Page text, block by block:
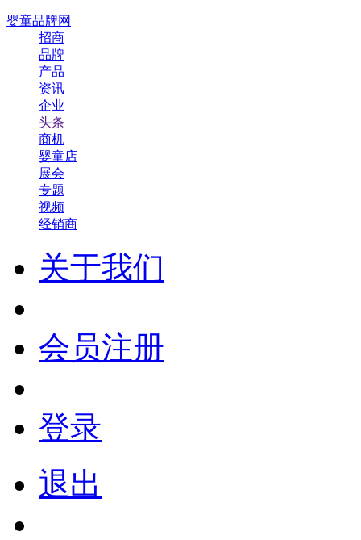
婴童品牌网
招商
品牌
产品
资讯
企业
头条
商机
婴童店
展会
专题
视频
经销商
关于我们
会员注册
登录
退出